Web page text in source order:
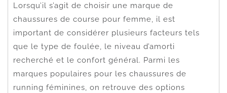
Lorsqu’il s’agit de choisir une marque de
chaussures de course pour femme, il est
important de considérer plusieurs facteurs tels
que le type de foulée, le niveau d’amorti
recherché et le confort général. Parmi les
marques populaires pour les chaussures de
running féminines, on retrouve des options